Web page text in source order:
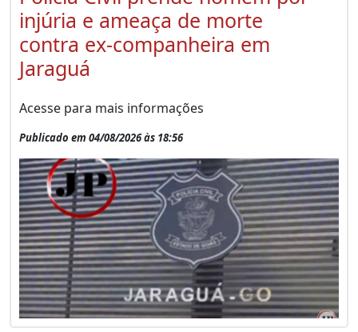
injúria e ameaça de morte
contra ex-companheira em
Jaraguá
Acesse para mais informações
Publicado em 04/08/2026 às 18:56